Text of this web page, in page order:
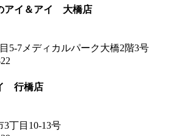
アイ＆アイ 大橋店
5-7メディカルパーク大橋2階3号
行橋店
丁目10-13号